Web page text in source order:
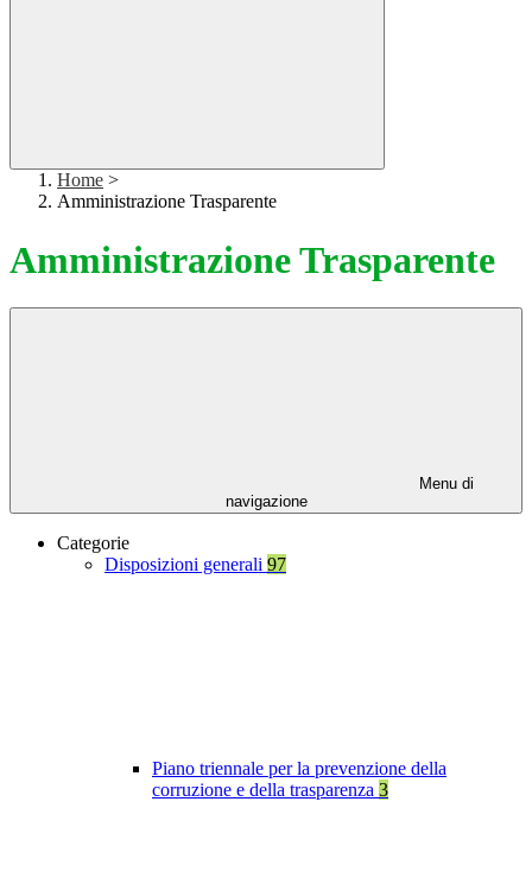
Home >
Amministrazione Trasparente
Amministrazione Trasparente
Menu di
navigazione
Categorie
Disposizioni generali 97
Piano triennale per la prevenzione della
corruzione e della trasparenza 3